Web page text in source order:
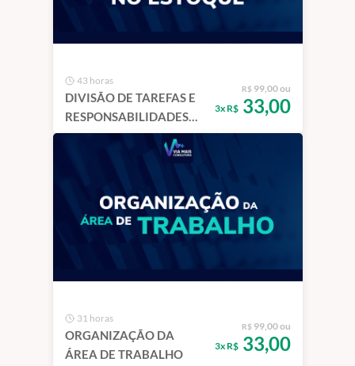
43 horas
DIVISÃO DE TAREFAS E
RESPONSABILIDADES
NO ESTOQUE
R$ 99,00 ou
3x R$33,00
31 horas
ORGANIZAÇÃO DA
ÁREA DE TRABALHO
R$ 99,00 ou
3x R$33,00